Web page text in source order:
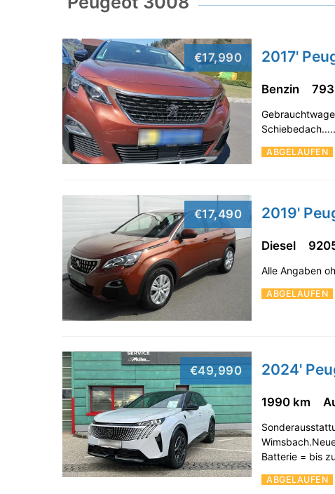
€17,990 2017'
ABGELAUFEN
Benzin
€17,490 2019'
ABGELAUFEN
Diesel
Alle Angaben
€49,990 2024'
ABGELAUFEN
1990 km
Batterie = bis